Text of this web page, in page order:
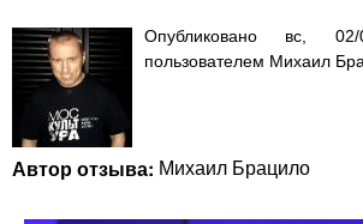
Опубликовано вс,
пользователем Михаил
Автор отзыва: Михаил Брацило